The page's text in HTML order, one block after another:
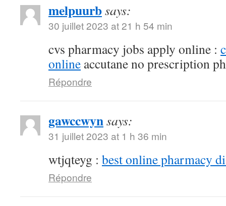
melpuurbsays:
30 juillet 2023 at 21 h 54 min
cvs pharmacy jobs apply online :
online accutane no prescription
Répondre
gawccwynsays:
31 juillet 2023 at 1 h 36 min
wtjqteyg : best online pharmacy
Répondre